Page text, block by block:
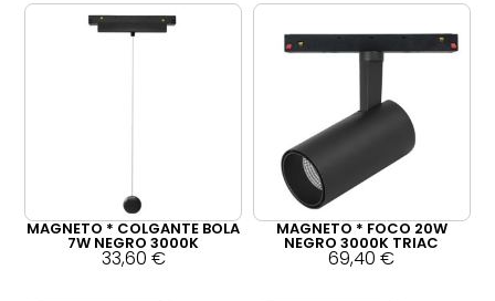
MAGNETO * COLGANTE BOLA
7W NEGRO 3000K
33,60 €
MAGNETO * FOCO 20W
NEGRO 3000K TRIAC
69,40€